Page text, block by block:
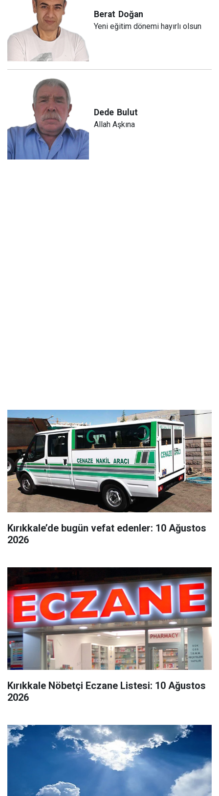
Berat Doğan
Yeni eğitim dönemi hayırlı olsun
Dede Bulut
Allah Aşkına
Kırıkkale’de bugün vefat edenler: 10 Ağustos
2026
Kırıkkale Nöbetçi Eczane Listesi: 10 Ağustos
2026